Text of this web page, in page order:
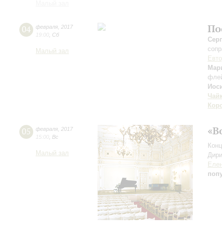
04 февраля 2017
19:00 Сб
Малый зал
05 февраля 2017
15:00 Вс
Малый зал